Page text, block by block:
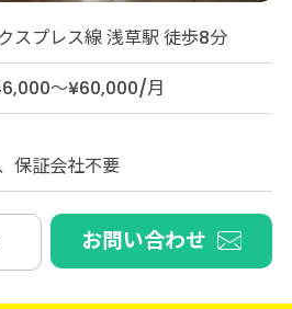
スプレス線 浅草駅 徒歩8分
～¥60,000/月
保証会社不要
お問い合わせ